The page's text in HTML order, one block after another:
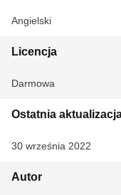
Angielski
Licencja
Darmowa
Ostatnia
30 września 2022
Autor